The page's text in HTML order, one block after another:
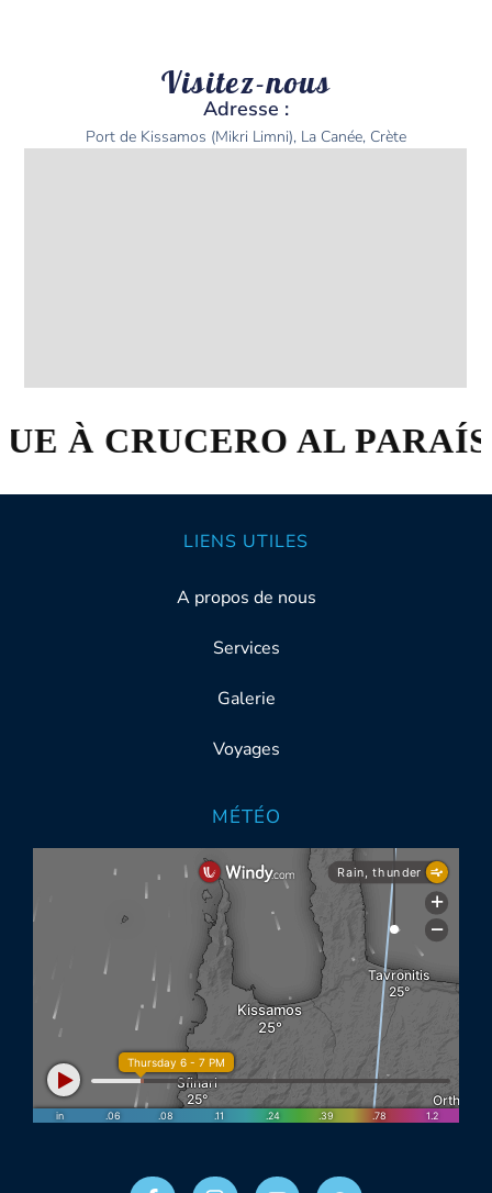
Visitez-nous
Adresse :
Port de Kissamos (Mikri Limni), La Canée, Crète
À CRUCERO AL
LIENS UTILES
A propos de nous
Services
Galerie
Voyages
MÉTÉO